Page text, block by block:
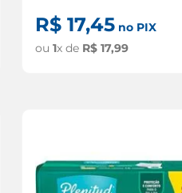
R$ 17,45no PIX
ou 1x de R$ 17,99